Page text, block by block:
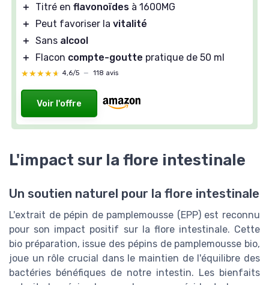
＋ Titré en flavonoïdes à 1600MG
＋
Peut favoriser la vitalité
＋ Sans alcool
＋
Flacon compte-goutte pratique de 50 ml
★★★★★
★★★★★ 4,6/5 — 118 avis
Voir l'offre
L'impact sur la flore intestinale
Un soutien naturel pour la flore intestinale
L'extrait de pépin de pamplemousse (EPP) est reconnu
pour son impact positif sur la flore intestinale. Cette
bio préparation, issue des pépins de pamplemousse bio,
joue un rôle crucial dans le maintien de l'équilibre des
bactéries bénéfiques de notre intestin. Les bienfaits